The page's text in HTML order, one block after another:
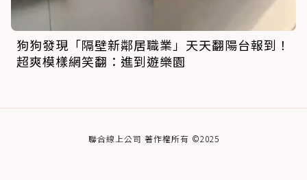
狗狗發現「隔壁新鄰居職業」天天翻陽台報到！
超爽模樣網笑翻：進到遊樂園
聯合線上公司 著作權所有 ©2025